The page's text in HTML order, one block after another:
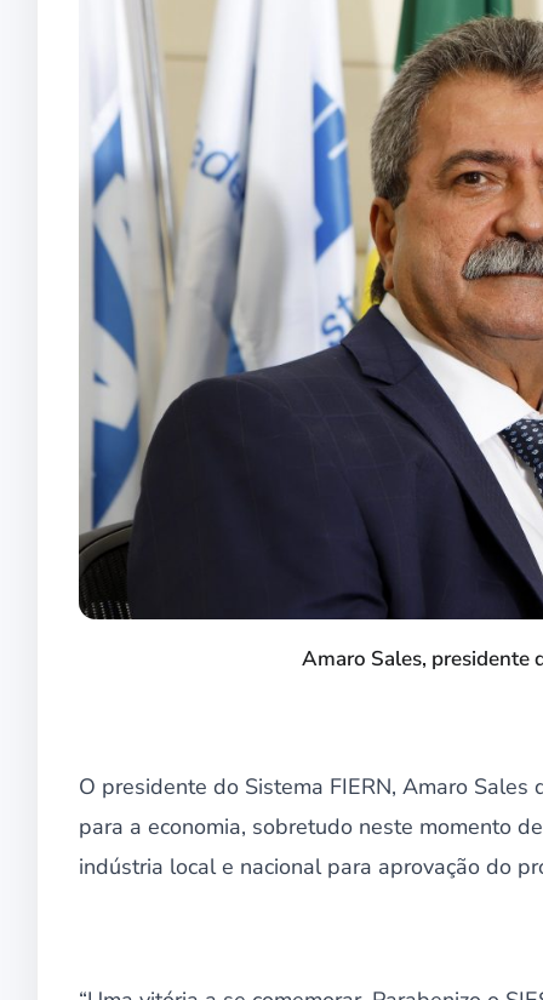
Amaro Sales, presidente
O presidente do Sistema FIERN, Amaro
para a economia, sobretudo neste momento
indústria local e nacional para aprovação do